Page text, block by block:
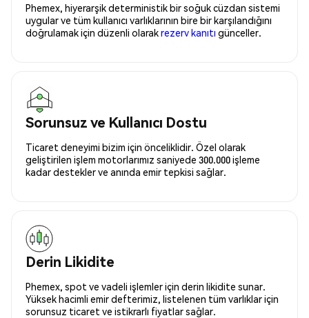
Phemex, hiyerarşik deterministik bir soğuk cüzdan sistemi
uygular ve tüm kullanıcı varlıklarının bire bir karşılandığını
doğrulamak için düzenli olarakrezerv kanıtı günceller.
Sorunsuz ve Kullanıcı Dostu
Ticaret deneyimi bizim için önceliklidir. Özel olarak
geliştirilen işlem motorlarımız saniyede 300.000 işleme
kadar destekler ve anında emir tepkisi sağlar.
Derin Likidite
Phemex, spot ve vadeli işlemler için derin likidite sunar.
Yüksek hacimli emir defterimiz, listelenen tüm varlıklar için
sorunsuz ticaret ve istikrarlı fiyatlar sağlar.